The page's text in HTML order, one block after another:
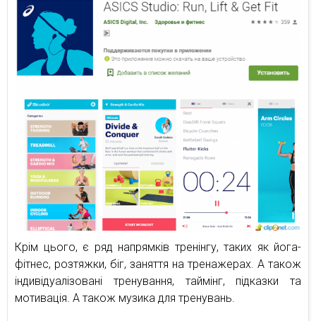
Крім цього, є ряд напрямків тренінгу, таких як йога-
фітнес, розтяжки, біг, заняття на тренажерах. А також
індивідуалізовані тренування, таймінг, підказки та
мотивація. А також музика для тренувань.